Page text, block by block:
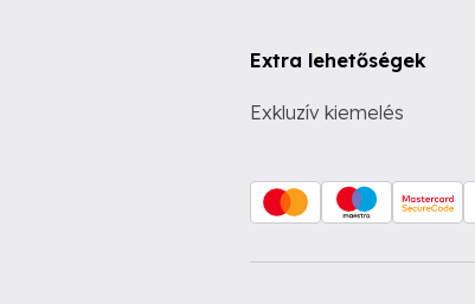
Extra lehetőségek
Exkluzív kiemelés